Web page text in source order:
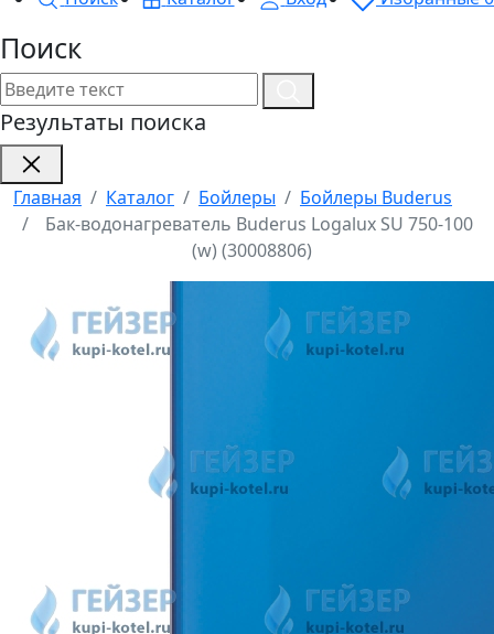
Поиск
Результаты поиска
Главная Каталог Бойлеры
Бойлеры Buderus
Бак-водонагреватель Buderus Logalux SU 750-100
(w) (30008806)